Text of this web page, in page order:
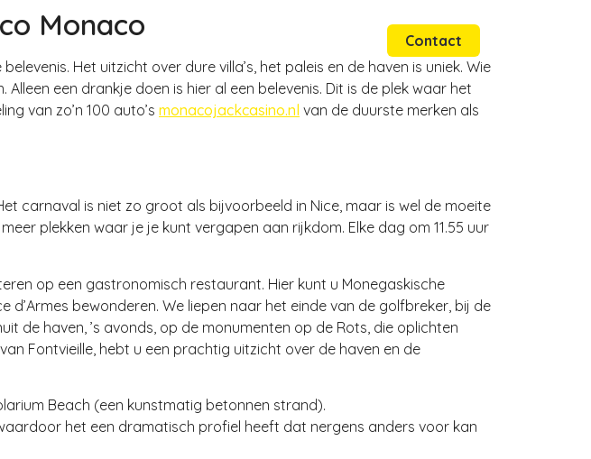
Home Contact
Monaco
Het uitzicht over dure villa’s, het paleis en de haven is uniek. Wie
een drankje doen is hier al een belevenis. Dit is de plek waar het
van zo’n 100 auto’s monacojackcasino.nl van de duurste merken als
carnaval is niet zo groot als bijvoorbeeld in Nice, maar is wel de moeite
plekken waar je je kunt vergapen aan rijkdom. Elke dag om 11.55 uur
op een gastronomisch restaurant. Hier kunt u Monegaskische
bewonderen. We liepen naar het einde van de golfbreker, bij de
de haven, ’s avonds, op de monumenten op de Rots, die oplichten
Fontvieille, hebt u een prachtig uitzicht over de haven en de
Beach (een kunstmatig betonnen strand).
het een dramatisch profiel heeft dat nergens anders voor kan